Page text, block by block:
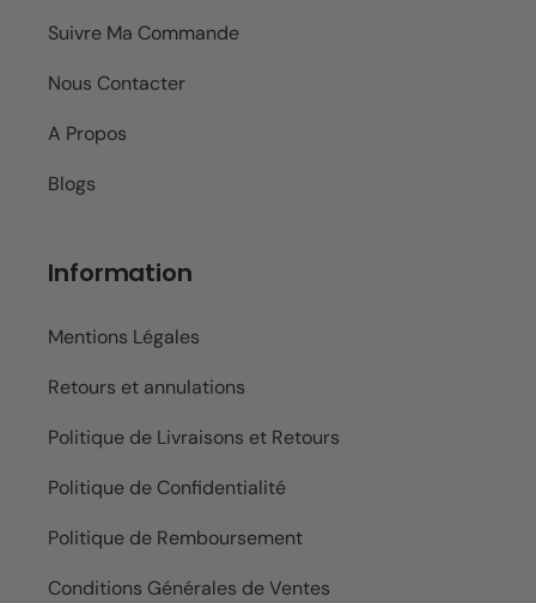
Suivre Ma Commande
Nous Contacter
A Propos
Blogs
Information
Mentions Légales
Retours et annulations
Politique de Livraisons et Retours
Politique de Confidentialité
Politique de Remboursement
Conditions Générales de Ventes